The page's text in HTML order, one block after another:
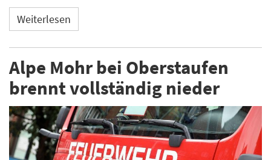
Weiterlesen
Alpe Mohr bei Oberstaufen
brennt vollständig nieder